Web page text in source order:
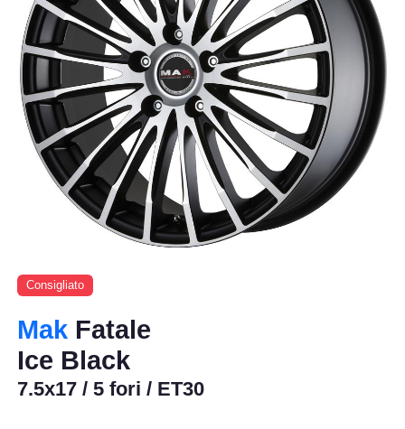
Consigliato
Mak Fatale
Ice Black
7.5x17 / 5 fori / ET30